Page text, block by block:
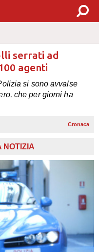
serrati ad
agenti
si sono avvalse
che per giorni ha
Cronaca
NOTIZIA